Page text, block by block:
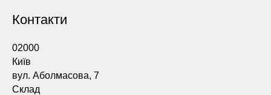
Контакти
02000
Київ
вул. Аболмасова, 7
Склад